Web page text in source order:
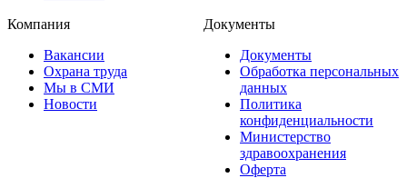
Компания
Вакансии
Охрана труда
Мы в СМИ
Новости
Документы
Документы
Обработка персональных
данных
Политика
конфиденциальности
Министерство
здравоохранения
Оферта